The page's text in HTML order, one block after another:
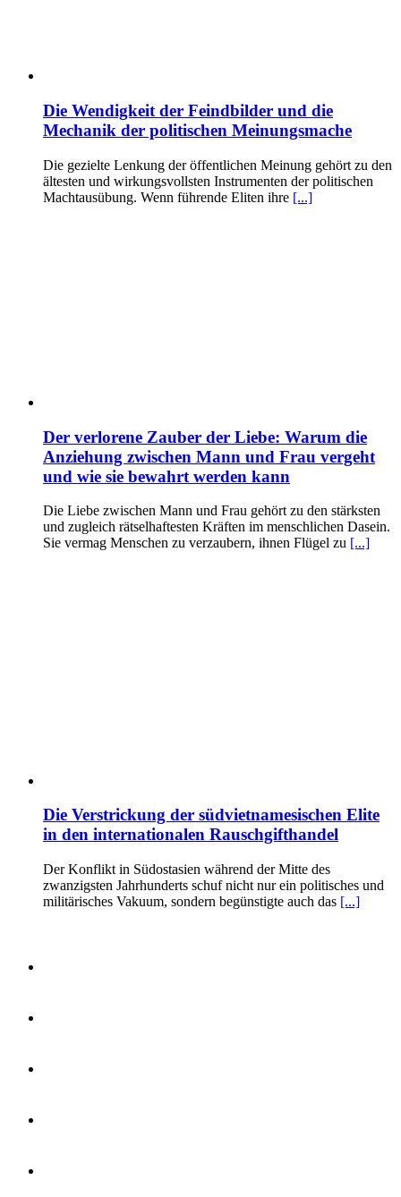
Die Wendigkeit der Feindbilder und die
Mechanik der politischen Meinungsmache
Die gezielte Lenkung der öffentlichen Meinung gehört zu den
ältesten und wirkungsvollsten Instrumenten der politischen
Machtausübung. Wenn führende Eliten ihre [...]
Der verlorene Zauber der Liebe: Warum die
Anziehung zwischen Mann und Frau vergeht
und wie sie bewahrt werden kann
Die Liebe zwischen Mann und Frau gehört zu den stärksten
und zugleich rätselhaftesten Kräften im menschlichen Dasein.
Sie vermag Menschen zu verzaubern, ihnen Flügel zu [...]
Die Verstrickung der südvietnamesischen Elite
in den internationalen Rauschgifthandel
Der Konflikt in Südostasien während der Mitte des
zwanzigsten Jahrhunderts schuf nicht nur ein politisches und
militärisches Vakuum, sondern begünstigte auch das [...]